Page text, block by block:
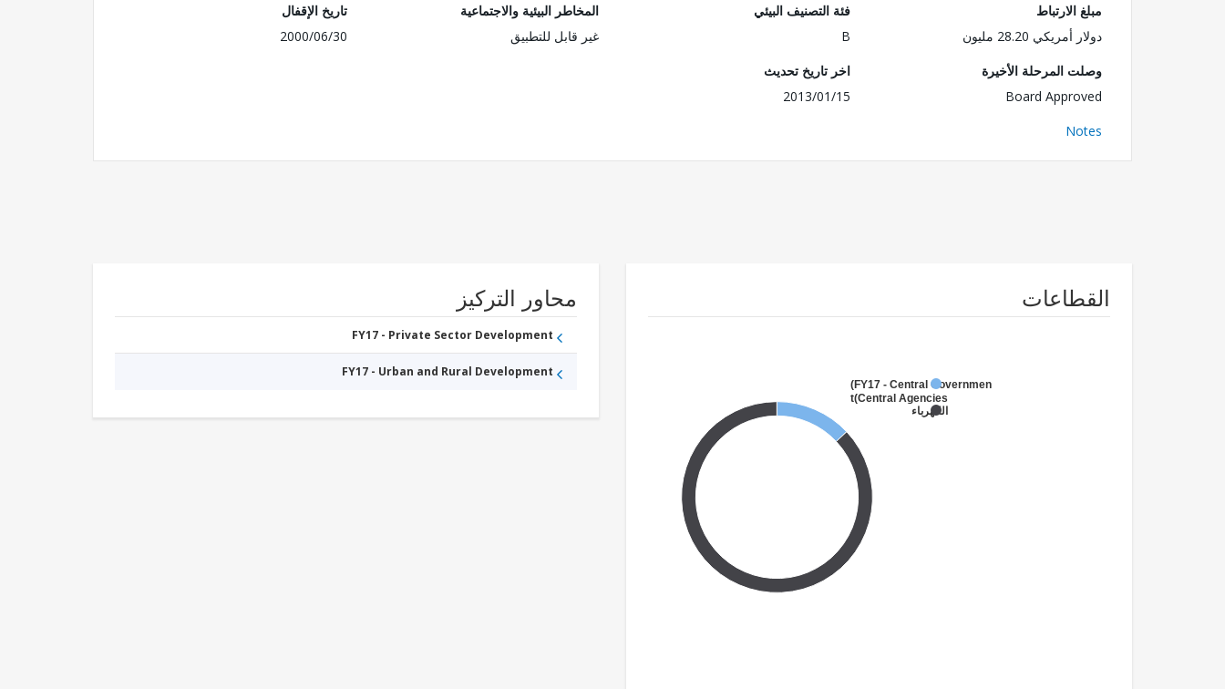
مبلغ الارتباط
دولار أمريكي 28.20 مليون
فئة التصنيف البيئي
B
المخاطر البيئية والاجتماعية
غير قابل للتطبيق
تاريخ الإقفال
2000/06/30
وصلت المرحلة الأخيرة
Board Approved
اخر تاريخ تحديث
2013/01/15
Notes
القطاعات
FY17 - Central Government
(Central Agencies
)
الكهرباء
محاور التركيز
FY17 - Private Sector Development
FY17 - Urban and Rural Development